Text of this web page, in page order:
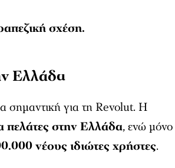
σχέση.
Ελλάδα
σημαντική για τη Revolut. Η
πελάτες στην Ελλάδα, ενώ μόνο
νέους ιδιώτες χρήστες.